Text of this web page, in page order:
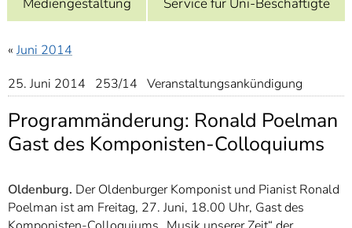
7]
Informationen zur
« Juni 2014
25. Juni 2014 253/14 Veranstaltungsankündigung
Programmänderung: Ronald Poelman
Gast des Komponisten-Colloquiums
Oldenburg. Der Oldenburger Komponist und Pianist Ronald
Poelman ist am Freitag, 27. Juni, 18.00 Uhr, Gast des